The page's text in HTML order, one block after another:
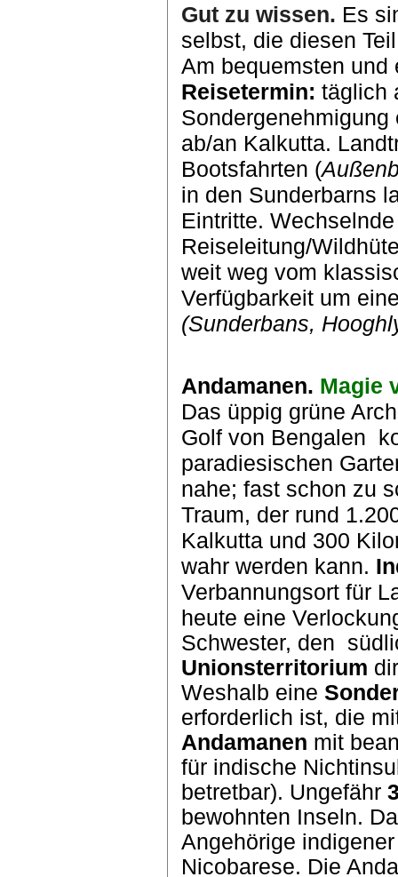
Gut zu wissen. Es
selbst, die diesen
Am bequemsten
Reisetermin: täglich
Sondergenehmigung
ab/an Kalkutta.
Bootsfahrten (
in den Sunderbarns
Eintritte.
Reiseleitung/
weit weg vom
Verfügbarkeit um
(Sunderbans,
Andamanen. Magie
Das üppig grüne
Golf von Bengalen
paradiesischen
nahe; fast schon zu
Traum, der rund
Kalkutta und 300
wahr werden kann.
Verbannungsort für
heute eine
Schwester, den
Unionsterritorium
Weshalb eine
erforderlich ist, die
Andamanen mit
für indische
betretbar). Ungefähr
bewohnten Inseln.
Angehörige
Nicobarese. Die